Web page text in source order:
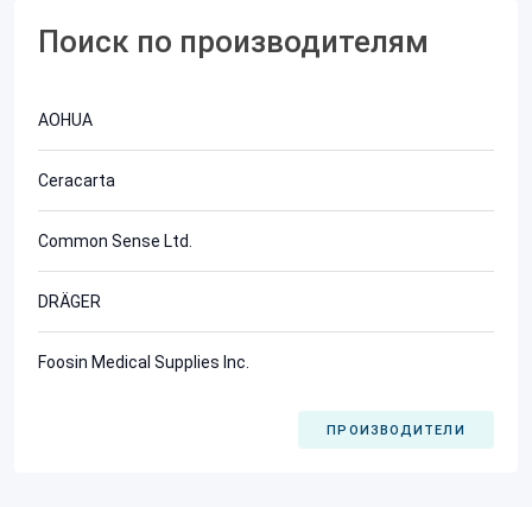
Поиск по производителям
AOHUA
Ceracarta
Common Sense Ltd.
DRÄGER
Foosin Medical Supplies Inc.
ПРОИЗВОДИТЕЛИ